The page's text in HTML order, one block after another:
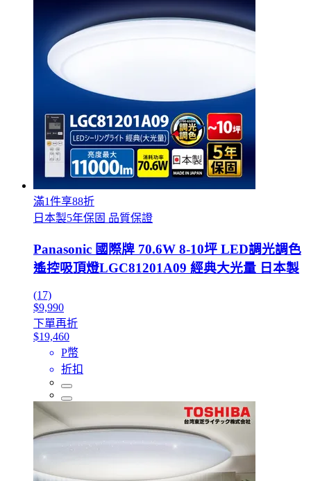
滿1件享88折
日本製5年保固 品質保證
Panasonic 國際牌 70.6W 8-10坪 LED調光調色
遙控吸頂燈LGC81201A09 經典大光量 日本製
(17)
$9,990
下單再折
$19,460
P幣
折扣